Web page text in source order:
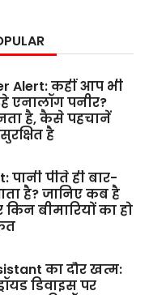
Alert: कहीं आप भी
एनालॉग पनीर?
है, कैसे पहचानें
है
पानी पीते ही बार-
है? जानिए कब है
बीमारियों का हो
का दौर खत्म:
डिवाइस पर